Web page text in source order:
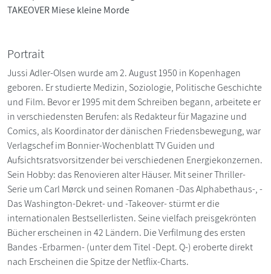
TAKEOVER Miese kleine Morde
Portrait
Jussi Adler-Olsen wurde am 2. August 1950 in Kopenhagen
geboren. Er studierte Medizin, Soziologie, Politische Geschichte
und Film. Bevor er 1995 mit dem Schreiben begann, arbeitete er
in verschiedensten Berufen: als Redakteur für Magazine und
Comics, als Koordinator der dänischen Friedensbewegung, war
Verlagschef im Bonnier-Wochenblatt TV Guiden und
Aufsichtsratsvorsitzender bei verschiedenen Energiekonzernen.
Sein Hobby: das Renovieren alter Häuser. Mit seiner Thriller-
Serie um Carl Mørck und seinen Romanen -Das Alphabethaus-, -
Das Washington-Dekret- und -Takeover- stürmt er die
internationalen Bestsellerlisten. Seine vielfach preisgekrönten
Bücher erscheinen in 42 Ländern. Die Verfilmung des ersten
Bandes -Erbarmen- (unter dem Titel -Dept. Q-) eroberte direkt
nach Erscheinen die Spitze der Netflix-Charts.